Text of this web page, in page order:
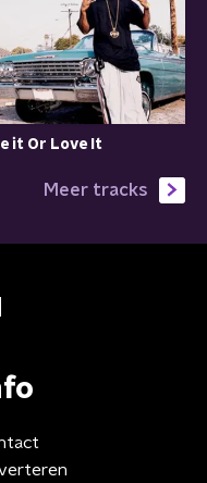
it Or Love It
Meer tracks